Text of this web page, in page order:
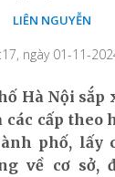
LIÊN NGUYỄN
ngày 01-11-
Hà Nội sắp
các cấp theo
phố, lấy
về cơ sở,